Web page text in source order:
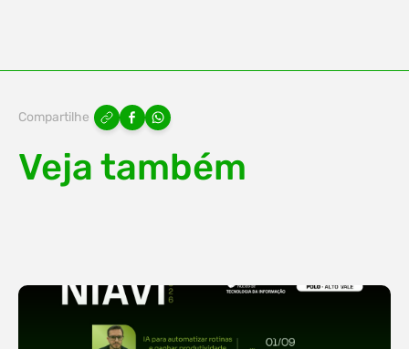
Compartilhe
Veja também